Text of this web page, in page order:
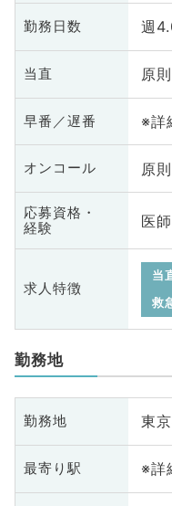
勤務日数 週
当直 原
早番／遅番 ※詳
オンコール 原
応募資格・
経験
医
求人特徴
当
救
勤務地
勤務地 東
最寄り駅 ※詳